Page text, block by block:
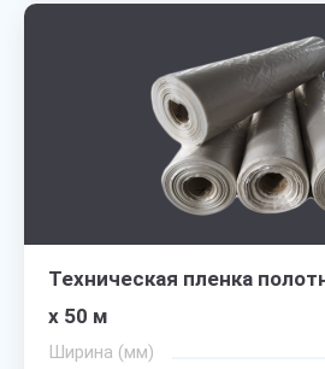
Техническая пленка
х 50 м
Ширина (мм)